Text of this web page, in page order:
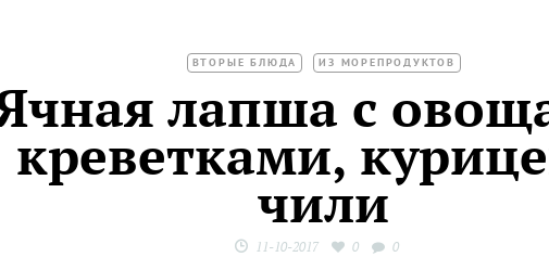
ВТОРЫЕ БЛЮДА ИЗ МОРЕПРОДУКТОВ
лапша с
креветками,
чили
11-10-2017 0
0